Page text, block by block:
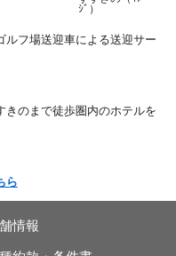
ｼﾞ）
フ場送迎車による送迎サー
のまで徒歩圏内のホテルを
ら
情報